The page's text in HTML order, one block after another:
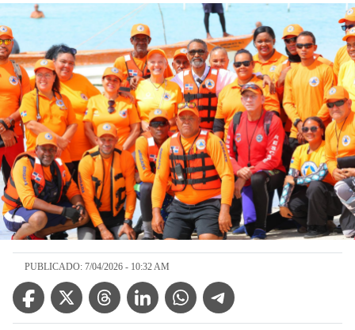
PUBLICADO: 7/04/2026 - 10:32 AM
Facebook IconTwitter IconThreads IconLinkedin IconWhatsApp IconTelegram Icon